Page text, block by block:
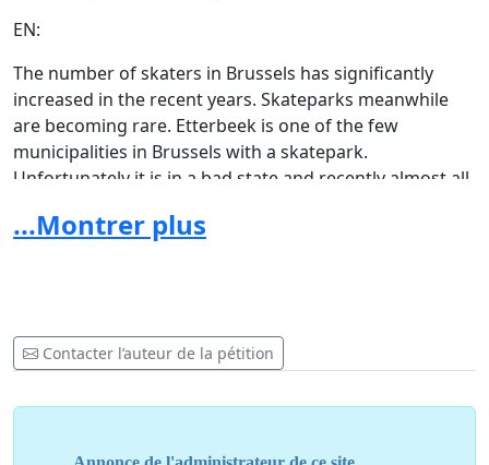
EN:
The number of skaters in Brussels has significantly
increased in the recent years. Skateparks meanwhile
are becoming rare. Etterbeek is one of the few
municipalities in Brussels with a skatepark.
Unfortunately it is in a bad state and recently almost all
small dilapidated halfpipe. In addition, the skatepark is
the municipality about it, but we have not received any
response. With this petition, we hope to draw the
skatepark. Thanks in advance for your time.
...Montrer plus
Contacter l’auteur de la pétition